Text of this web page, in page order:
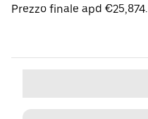
Prezzo finale apd €25,874.